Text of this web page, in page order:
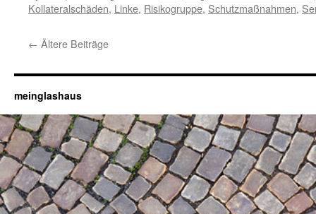
Kollateralschäden, Linke, Risikogruppe, Schutzmaßnahmen,
← Ältere Beiträge
meinglashaus